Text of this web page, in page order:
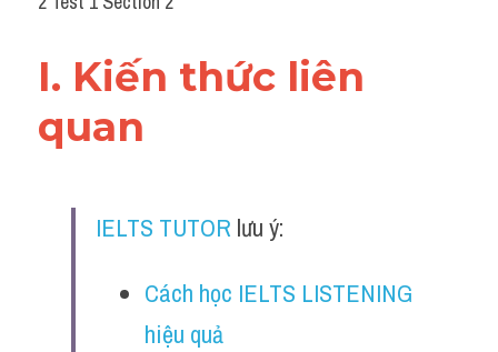
Advice
IELTS Advice
Writing
I. Kiến thức liên
quan
IELTS TUTOR lưu ý:
Cách học IELTS LISTENING
hiệu quả